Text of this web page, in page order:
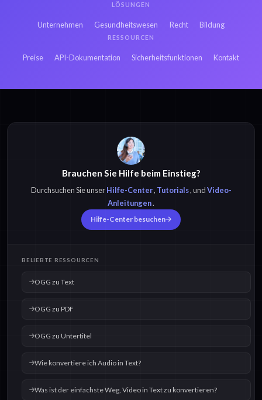
LÖSUNGEN
Unternehmen Gesundheitswesen Recht Bildung
RESSOURCEN
Preise API-Dokumentation Sicherheitsfunktionen Kontakt
Brauchen Sie Hilfe beim Einstieg?
Durchsuchen Sie unserHilfe-Center, Tutorials, undVideo-
Anleitungen.
Hilfe-Center besuchen
BELIEBTE RESSOURCEN
OGG zu Text
OGG zu PDF
OGG zu Untertitel
Wie konvertiere ich Audio in Text?
Was ist der einfachste Weg, Video in Text zu konvertieren?